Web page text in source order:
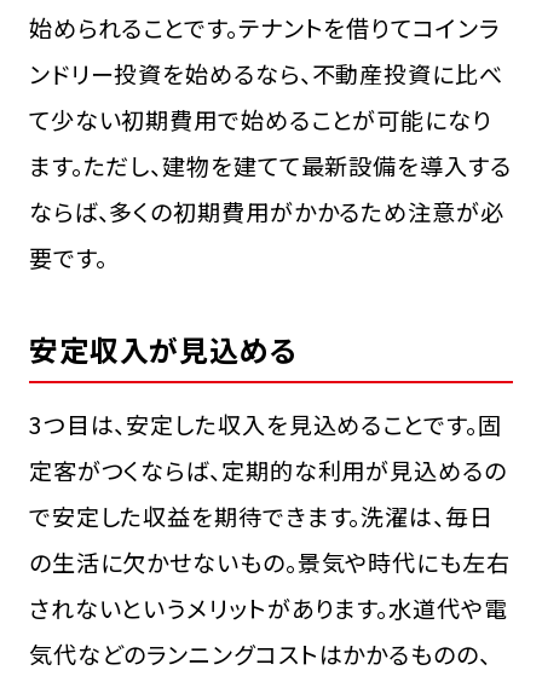
始められることです。テナントを借りてコインラ
ンドリー投資を始めるなら、不動産投資に比べ
て少ない初期費用で始めることが可能になり
ます。ただし、建物を建てて最新設備を導入する
ならば、多くの初期費用がかかるため注意が必
要です。
安定収入が見込める
3つ目は、安定した収入を見込めることです。固
定客がつくならば、定期的な利用が見込めるの
で安定した収益を期待できます。洗濯は、毎日
の生活に欠かせないもの。景気や時代にも左右
されないというメリットがあります。水道代や電
気代などのランニングコストはかかるものの、